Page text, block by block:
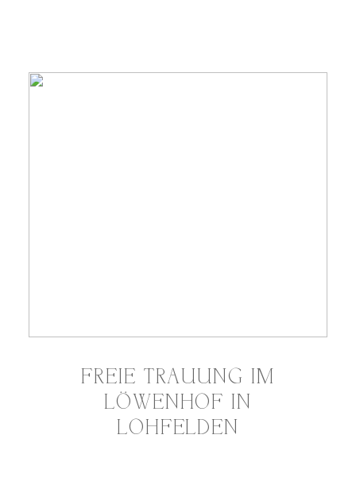
FREIE TRAUUNG IM
LÖWENHOF IN
LOHFELDEN